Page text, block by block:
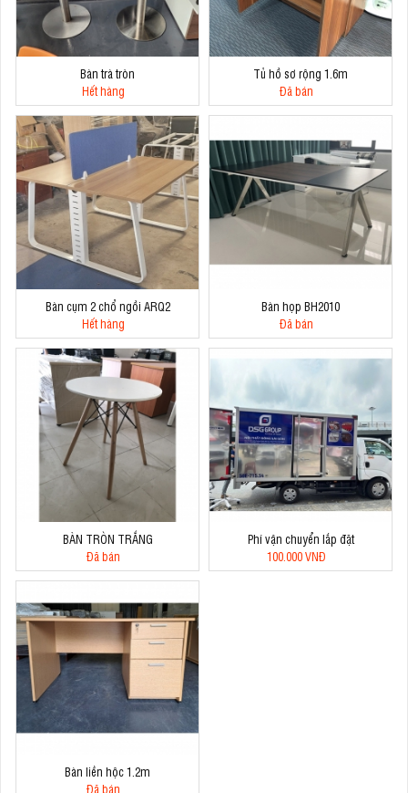
Bàn trà tròn
Hết hàng
Tủ hồ sơ rộng 1.6m
Đã bán
Bàn cụm 2 chổ ngồi ARQ2
Hết hàng
Bàn họp BH2010
Đã bán
BÀN TRÒN TRẮNG
Đã bán
Phí vận chuyển lắp đặt
100.000 VNĐ
Bàn liền hộc 1.2m
Đã bán